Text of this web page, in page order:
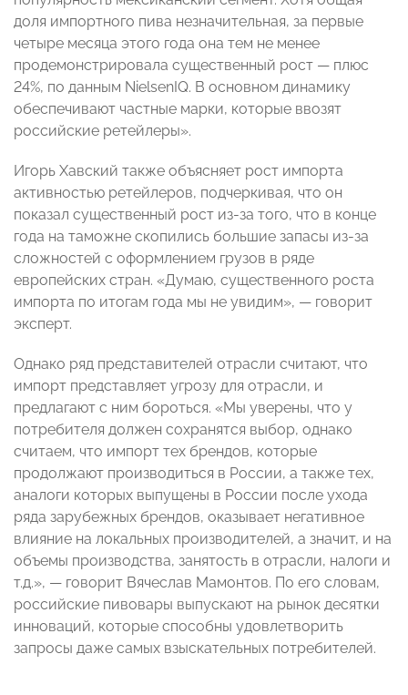
доля импортного пива незначительная, за первые
четыре месяца этого года она тем не менее
продемонстрировала существенный рост — плюс
24%, по данным NielsenIQ. В основном динамику
обеспечивают частные марки, которые ввозят
российские ретейлеры».
Игорь Хавский также объясняет рост импорта
активностью ретейлеров, подчеркивая, что он
показал существенный рост из-за того, что в конце
года на таможне скопились большие запасы из-за
сложностей с оформлением грузов в ряде
европейских стран. «Думаю, существенного роста
импорта по итогам года мы не увидим», — говорит
эксперт.
Однако ряд представителей отрасли считают, что
импорт представляет угрозу для отрасли, и
предлагают с ним бороться. «Мы уверены, что у
потребителя должен сохранятся выбор, однако
считаем, что импорт тех брендов, которые
продолжают производиться в России, а также тех,
аналоги которых выпущены в России после ухода
ряда зарубежных брендов, оказывает негативное
влияние на локальных производителей, а значит, и на
объемы производства, занятость в отрасли, налоги и
т.д.», — говорит Вячеслав Мамонтов. По его словам,
российские пивовары выпускают на рынок десятки
инноваций, которые способны удовлетворить
запросы даже самых взыскательных потребителей.